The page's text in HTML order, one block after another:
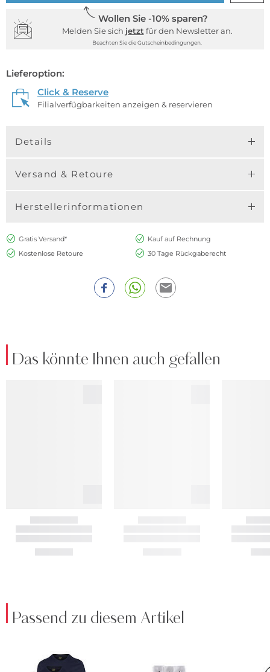
Wollen Sie -10% sparen?
Melden Sie sich jetzt für den Newsletter an.
Beachten Sie die Gutscheinbedingungen.
Lieferoption:
Click & Reserve
Filialverfügbarkeiten anzeigen & reservieren
Details
Versand & Retoure
Herstellerinformationen
Gratis Versand*
Kauf auf Rechnung
Kostenlose Retoure
30 Tage Rückgaberecht
Das könnte Ihnen auch gefallen
Passend zu diesem Artikel